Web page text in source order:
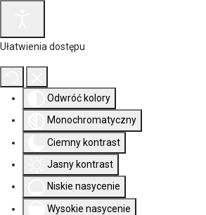
Ułatwienia dostępu
Odwróć kolory
Monochromatyczny
Ciemny kontrast
Jasny kontrast
Niskie nasycenie
Wysokie nasycenie